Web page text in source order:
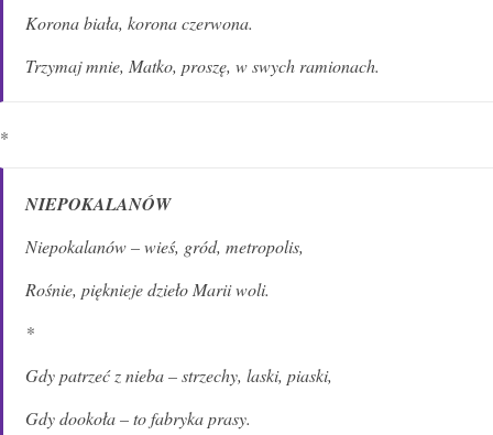
Korona biała, korona czerwona.
Trzymaj mnie, Matko, proszę, w swych ramionach.
*
NIEPOKALANÓW
Niepokalanów – wieś, gród, metropolis,
Rośnie, pięknieje dzieło Marii woli.
*
Gdy patrzeć z nieba – strzechy, laski, piaski,
Gdy dookoła – to fabryka prasy.